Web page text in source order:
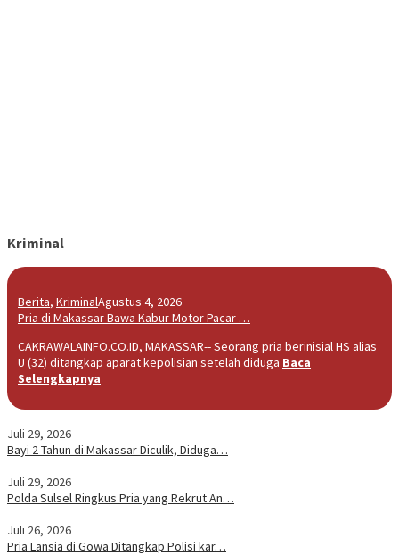
Kriminal
Berita, KriminalAgustus 4, 2026
Pria di Makassar Bawa Kabur Motor Pacar …
CAKRAWALAINFO.CO.ID, MAKASSAR-- Seorang pria berinisial HS alias
U (32) ditangkap aparat kepolisian setelah diduga Baca
Selengkapnya
Juli 29, 2026
Bayi 2 Tahun di Makassar Diculik, Diduga…
Juli 29, 2026
Polda Sulsel Ringkus Pria yang Rekrut An…
Juli 26, 2026
Pria Lansia di Gowa Ditangkap Polisi kar…